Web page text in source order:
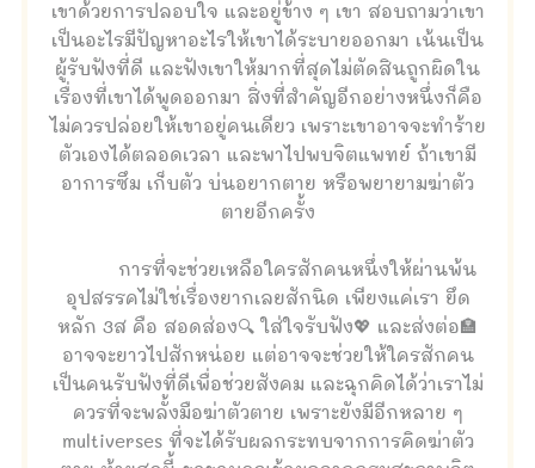
เขาด้วยการปลอบใจ และอยู่ข้าง ๆ เขา สอบถามว่าเขา
เป็นอะไรมีปัญหาอะไรให้เขาได้ระบายออกมา เน้นเป็น
ผู้รับฟังที่ดี และฟังเขาให้มากที่สุดไม่ตัดสินถูกผิดใน
เรื่องที่เขาได้พูดออกมา สิ่งที่สำคัญอีกอย่างหนึ่งก็คือ
ไม่ควรปล่อยให้เขาอยู่คนเดียว เพราะเขาอาจจะทำร้าย
ตัวเองได้ตลอดเวลา และพาไปพบจิตแพทย์ ถ้าเขามี
อาการซึม เก็บตัว บ่นอยากตาย หรือพยายามฆ่าตัว
ตายอีกครั้ง
การที่จะช่วยเหลือใครสักคนหนึ่งให้ผ่านพ้น
อุปสรรคไม่ใช่เรื่องยากเลยสักนิด เพียงแค่เรา ยึด
หลัก 3ส คือ สอดส่อง🔍 ใส่ใจรับฟัง💖 และส่งต่อ🏣
อาจจะยาวไปสักหน่อย แต่อาจจะช่วยให้ใครสักคน
เป็นคนรับฟังที่ดีเพื่อช่วยสังคม และฉุกคิดได้ว่าเราไม่
ควรที่จะพลั้งมือฆ่าตัวตาย เพราะยังมีอีกหลาย ๆ
multiverses ที่จะได้รับผลกระทบจากการคิดฆ่าตัว